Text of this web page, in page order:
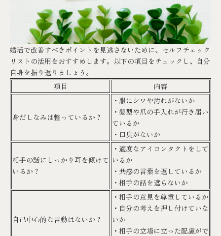
婚活で改善すべきポイントを見逃さないために、セルフチェック
リストの活用をおすすめします。以下の項目をチェックし、自分
自身を振り返りましょう。
項目
内容
身だしなみは整っているか？
・服にシワや汚れがないか
・髪型や爪の手入れが行き届い
ているか
・口臭がないか
相手の話にしっかり耳を傾けて
いるか？
・適度なアイコンタクトをして
いるか
・共感の言葉を返しているか
・相手の話を遮らないか
自己中心的な言動はないか？
・相手の意見を尊重しているか
・自分の考えを押し付けていな
いか
・相手の立場に立った配慮がで